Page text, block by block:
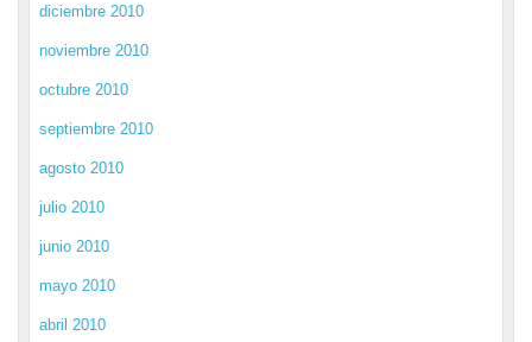
diciembre 2010
noviembre 2010
octubre 2010
septiembre 2010
agosto 2010
julio 2010
junio 2010
mayo 2010
abril 2010